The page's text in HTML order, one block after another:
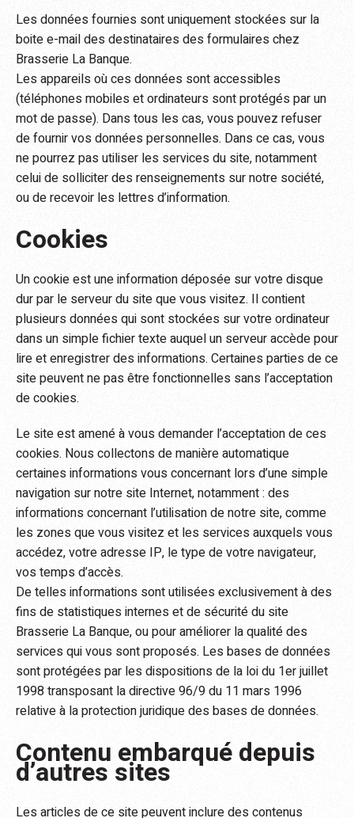
Les données fournies sont uniquement stockées sur la
boite e-mail des destinataires des formulaires chez
Brasserie La Banque.
Les appareils où ces données sont accessibles
(téléphones mobiles et ordinateurs sont protégés par un
mot de passe). Dans tous les cas, vous pouvez refuser
de fournir vos données personnelles. Dans ce cas, vous
ne pourrez pas utiliser les services du site, notamment
celui de solliciter des renseignements sur notre société,
ou de recevoir les lettres d’information.
Cookies
Un cookie est une information déposée sur votre disque
dur par le serveur du site que vous visitez. Il contient
plusieurs données qui sont stockées sur votre ordinateur
dans un simple fichier texte auquel un serveur accède pour
lire et enregistrer des informations. Certaines parties de ce
site peuvent ne pas être fonctionnelles sans l’acceptation
de cookies.
Le site est amené à vous demander l’acceptation de ces
cookies. Nous collectons de manière automatique
certaines informations vous concernant lors d’une simple
navigation sur notre site Internet, notamment : des
informations concernant l’utilisation de notre site, comme
les zones que vous visitez et les services auxquels vous
accédez, votre adresse IP, le type de votre navigateur,
vos temps d’accès.
De telles informations sont utilisées exclusivement à des
fins de statistiques internes et de sécurité du site
Brasserie La Banque, ou pour améliorer la qualité des
services qui vous sont proposés. Les bases de données
sont protégées par les dispositions de la loi du 1er juillet
1998 transposant la directive 96/9 du 11 mars 1996
relative à la protection juridique des bases de données.
Contenu embarqué depuis
d’autres sites
Les articles de ce site peuvent inclure des contenus